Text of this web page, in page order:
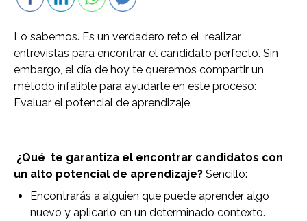
Lo sabemos. Es un verdadero reto el realizar
entrevistas para encontrar el candidato perfecto. Sin
embargo, el día de hoy te queremos compartir un
método infalible para ayudarte en este proceso:
Evaluar el potencial de aprendizaje.
¿Qué te garantiza el encontrar candidatos con
un alto potencial de aprendizaje? Sencillo:
Encontrarás a alguien que puede aprender algo
nuevo y aplicarlo en un determinado contexto.